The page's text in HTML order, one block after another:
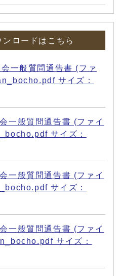
ロードはこちら
一般質問通告書 (ファ
サイズ：
一般質問通告書 (ファイ
サイズ：
一般質問通告書 (ファイ
サイズ：
一般質問通告書 (ファイ
サイズ：